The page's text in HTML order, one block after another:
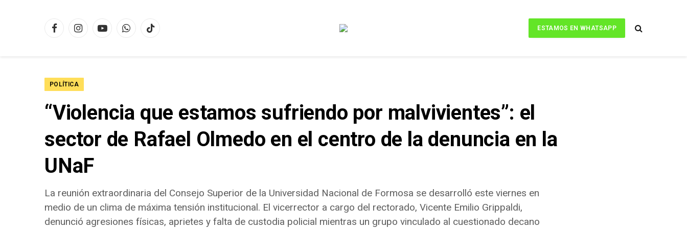
FacebookInstagramYouTubeWhatsAppTikTok
ESTAMOS EN WHATSAPP
POLÍTICA
“Violencia que estamos sufriendo por malvivientes”: el
sector de Rafael Olmedo en el centro de la denuncia en la
UNaF
La reunión extraordinaria del Consejo Superior de la Universidad Nacional de Formosa se desarrolló este viernes en
medio de un clima de máxima tensión institucional. El vicerrector a cargo del rectorado, Vicente Emilio Grippaldi,
denunció agresiones físicas, aprietes y falta de custodia policial mientras un grupo vinculado al cuestionado decano